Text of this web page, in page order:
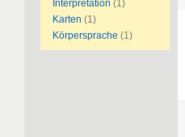
Interpretation (1)
Karten (1)
Körpersprache (1)